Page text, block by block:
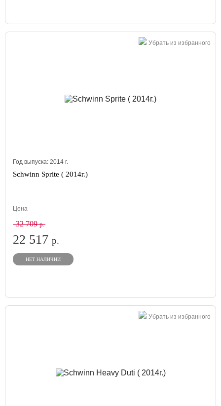
Убрать из избранного
Год выпуска: 2014 г.
Schwinn Sprite ( 2014г.)
Цена
32 709р.
22 517 р.
НЕТ НАЛИЧИИ
Убрать из избранного